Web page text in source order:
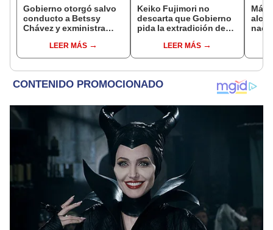
Gobierno otorgó salvo
conducto a Betssy
Chávez y exministra
madrugadaLEER MÁS
Keiko Fujimori no
descarta que Gobierno
pida la extradición de
dentro de nuestras
facultades"
LEER MÁS
Más